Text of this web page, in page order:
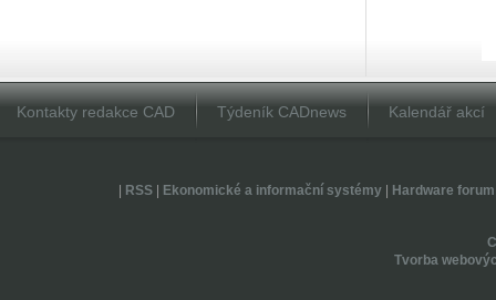
Kontakty redakce CAD Týdeník CADnews Kalendář akcí
RSS| Ekonomické a informační systémy| Hardware forum
Tvorba